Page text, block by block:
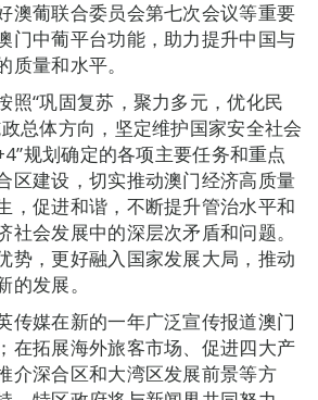
澳葡联合委员会第七次会议等重要
门中葡平台功能，助力提升中国与
量和水平。
照“巩固复苏，聚力多元，优化民
总体方向，坚定维护国家安全社会
规划确定的各项主要任务和重点
区建设，切实推动澳门经济高质量
，促进和谐，不断提升管治水平和
社会发展中的深层次矛盾和问题。
势，更好融入国家发展大局，推动
发展。
传媒在新的一年广泛宣传报道澳门
在拓展海外旅客市场、促进四大产
介深合区和大湾区发展前景等方